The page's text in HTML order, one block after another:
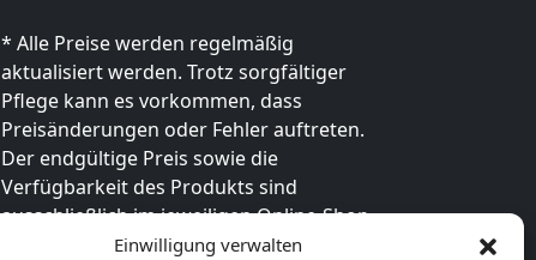
Einwilligung verwalten
* Alle Preise werden regelmäßig
aktualisiert werden. Trotz sorgfältiger
Pflege kann es vorkommen, dass
Preisänderungen oder Fehler auftreten.
Der endgültige Preis sowie die
Verfügbarkeit des Produkts sind
ausschließlich im jeweiligen Online-Shop
des Anbieters verbindlich. Bitte